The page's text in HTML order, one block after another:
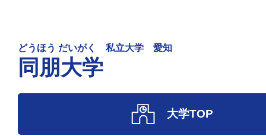
どうほう だいがく 私立大学 愛知
同朋大学
大学TOP